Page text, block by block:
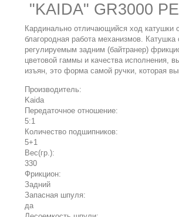
"KAIDA" GR3000
Кардинально отличающийся ход катушки
благородная работа механизмов.
регулируемым задним (байтранер)
цветовой гаммы и качества исполнения,
изъян, это форма самой ручки, которая
Производитель:
Kaida
Передаточное отношение:
5:1
Количество подшипников:
5+1
Вес(гр.):
330
Фрикцион:
Задний
Запасная шпуля:
да